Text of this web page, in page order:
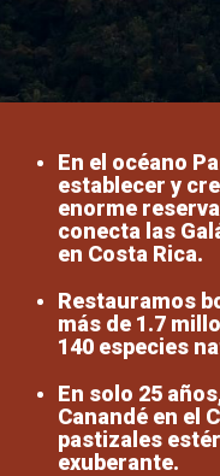
En el océano
establecer y
enorme
conecta las
en Costa Rica.
Restauramos
más de 1.7
140 especies
En solo 25
Canandé en el
pastizales
exuberante.